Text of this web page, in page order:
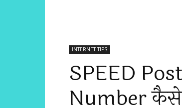
INTERNET TIPS
SPEED
Number